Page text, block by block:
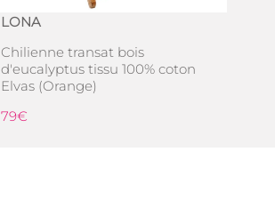
LONA
Chilienne transat bois
d'eucalyptus tissu 100% coton
Elvas (Orange)
79€